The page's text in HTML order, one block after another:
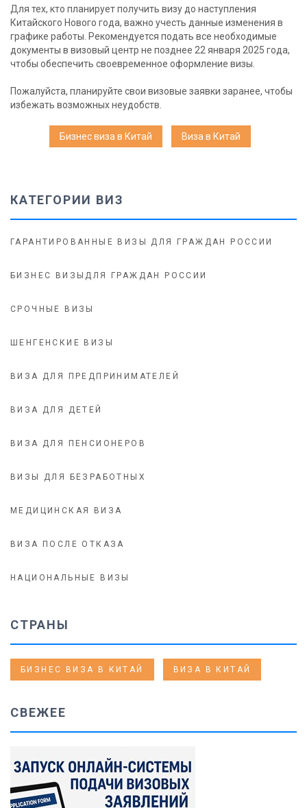
Для тех, кто планирует получить визу до наступления
Китайского Нового года, важно учесть данные изменения в
графике работы. Рекомендуется подать все необходимые
документы в визовый центр не позднее 22 января 2025 года,
чтобы обеспечить своевременное оформление визы.
Пожалуйста, планируйте свои визовые заявки заранее, чтобы
избежать возможных неудобств.
Бизнес виза в Китай Виза в Китай
КАТЕГОРИИ ВИЗ
ГАРАНТИРОВАННЫЕ ВИЗЫ ДЛЯ ГРАЖДАН РОССИИ
БИЗНЕС ВИЗЫДЛЯ ГРАЖДАН РОССИИ
СРОЧНЫЕ ВИЗЫ
ШЕНГЕНСКИЕ ВИЗЫ
ВИЗА ДЛЯ ПРЕДПРИНИМАТЕЛЕЙ
ВИЗА ДЛЯ ДЕТЕЙ
ВИЗА ДЛЯ ПЕНСИОНЕРОВ
ВИЗЫ ДЛЯ БЕЗРАБОТНЫХ
МЕДИЦИНСКАЯ ВИЗА
ВИЗА ПОСЛЕ ОТКАЗА
НАЦИОНАЛЬНЫЕ ВИЗЫ
СТРАНЫ
БИЗНЕС ВИЗА В КИТАЙ ВИЗА В КИТАЙ
СВЕЖЕЕ